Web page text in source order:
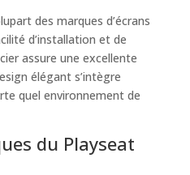
des marques d’écrans
d’installation et de
assure une excellente
élégant s’intègre
quel environnement de
du Playseat